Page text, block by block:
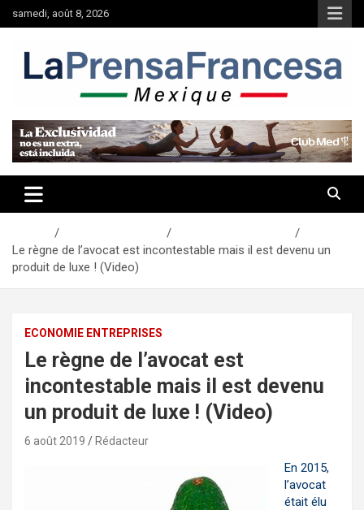
au
samedi, août 8, 2026
Le règne de l’avocat est incontestable mais il est devenu un
produit de luxe ! (Video)
ECONOMIE ENTREPRISES
Le règne de l’avocat est
incontestable mais il est devenu
un produit de luxe ! (Video)
6 août 2019 Rédacteur
En 2015,
l’avocat
était élu